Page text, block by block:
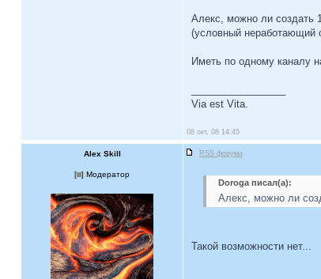
Алекс, можно ли создать
(условный неработающий
Иметь по одному каналу
Via est Vita.
08 окт, 08 14:45
Alex Skill RSS форума
[ ] Модератор
Doroga писал(а):
Алекс, можно ли
Такой возможности нет...